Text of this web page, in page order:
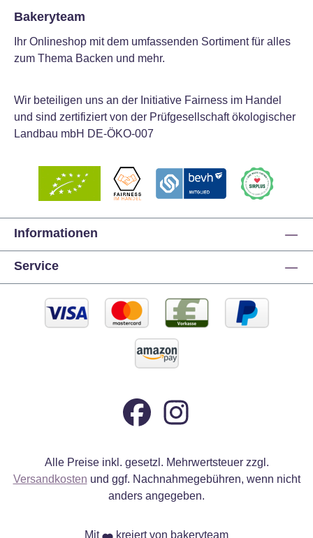
Bakeryteam
Ihr Onlineshop mit dem umfassenden Sortiment für alles
zum Thema Backen und mehr.
Wir beteiligen uns an der Initiative Fairness im Handel
und sind zertifiziert von der Prüfgesellschaft ökologischer
Landbau mbH DE-ÖKO-007
Informationen
Service
Alle Preise inkl. gesetzl. Mehrwertsteuer zzgl.
Versandkosten und ggf. Nachnahmegebühren, wenn nicht
anders angegeben.
Mit kreiert von bakeryteam